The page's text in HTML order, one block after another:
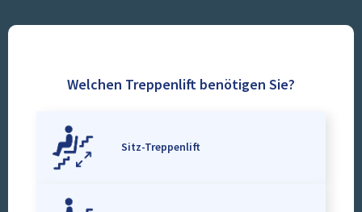
Welchen Treppenlift benötigen Sie?
Sitz-Treppenlift